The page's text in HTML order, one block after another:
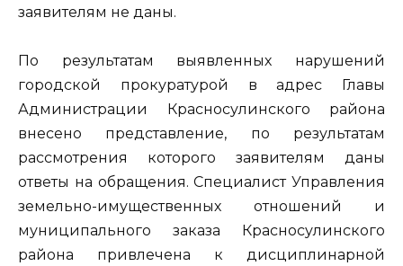
заявителям не даны.
По результатам выявленных нарушений
городской прокуратурой в адрес Главы
Администрации Красносулинского района
внесено представление, по результатам
рассмотрения которого заявителям даны
ответы на обращения. Специалист Управления
земельно-имущественных отношений и
муниципального заказа Красносулинского
района привлечена к дисциплинарной